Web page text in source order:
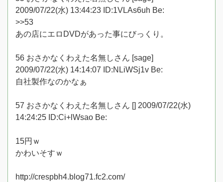
2009/07/22(水) 13:44:23 ID:1VLAs6uh Be:
>>53
あの店にエロDVDがあった事にびっくり。
56 おさかなくわえた名無しさん [sage]
2009/07/22(水) 14:14:07 ID:NLiWSj1v Be:
自社製作なのかなぁ
57 おさかなくわえた名無しさん [] 2009/07/22(水)
14:24:25 ID:Ci+lWsao Be:
15円ｗ
かわいそすｗ
http://crespbh4.blog71.fc2.com/